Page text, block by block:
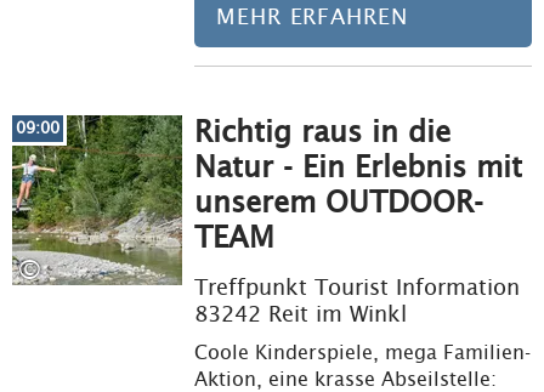
MEHR ERFAHREN
©
Richtig raus in die
Natur - Ein Erlebnis mit
unserem OUTDOOR-
TEAM
Treffpunkt Tourist Information
83242 Reit im Winkl
Coole Kinderspiele, mega Familien-
Aktion, eine krasse Abseilstelle:
09:00